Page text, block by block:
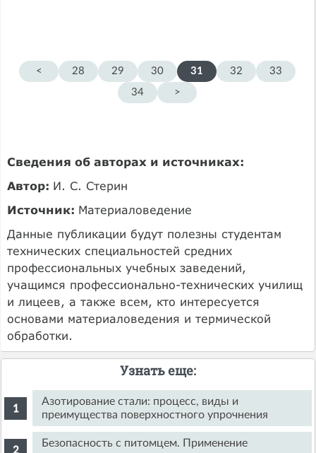
< 28 29 30 31 32
33
34
>
Сведения об авторах и источниках:
Автор: И. С. Стерин
Источник: Материаловедение
Данные публикации будут полезны студентам
технических специальностей средних
профессиональных учебных заведений,
учащимся профессионально-технических училищ
и лицеев, а также всем, кто интересуется
основами материаловедения и термической
обработки.
Узнать еще:
Азотирование стали: процесс, виды и
преимущества поверхностного упрочнения
Безопасность с питомцем. Применение